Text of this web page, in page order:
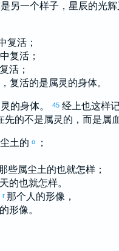
另一个样子，星辰的光
复活；
复活；
活；
复活的是属灵的身体。
的身体。 45 经上也这样
先的不是属灵的，而是属
土的 o
；
些属尘土的也就怎样；
的也就怎样。
r 那个人的形像，
形像。